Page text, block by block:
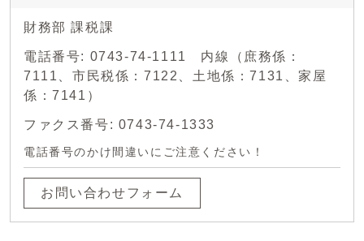
財務部 課税課
電話番号: 0743-74-1111 内線（庶務係：
7111、市民税係：7122、土地係：7131、家屋
係：7141）
ファクス番号: 0743-74-1333
電話番号のかけ間違いにご注意ください！
お問い合わせフォーム